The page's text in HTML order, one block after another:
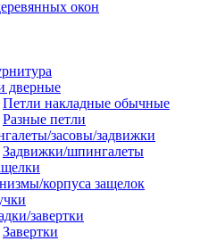
окон
дверные
Петли накладные обычные
Разные петли
засовы/задвижки
Задвижки/шпингалеты
корпуса защелок
завертки
Завертки